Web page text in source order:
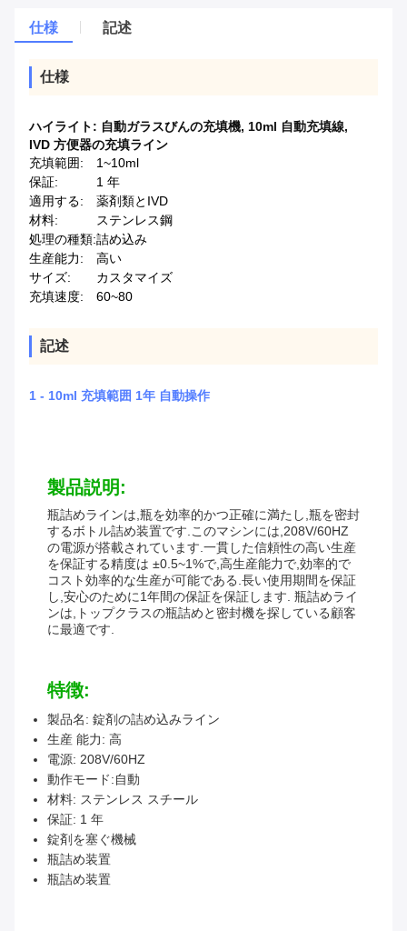
仕様 記述
仕様
ハイライト: 自動ガラスびんの充填機, 10ml 自動充填線,
IVD 方便器の充填ライン
充填範囲:
1~10ml
保証:
1 年
適用する:
薬剤類とIVD
材料:
ステンレス鋼
処理の種類:詰め込み
生産能力:
高い
サイズ:
カスタマイズ
充填速度:
60~80
記述
1 - 10ml 充填範囲 1年 自動操作
製品説明:
瓶詰めラインは,瓶を効率的かつ正確に満たし,瓶を密封
するボトル詰め装置です.このマシンには,208V/60HZ
の電源が搭載されています.一貫した信頼性の高い生産
を保証する精度は ±0.5~1%で,高生産能力で,効率的で
コスト効率的な生産が可能である.長い使用期間を保証
し,安心のために1年間の保証を保証します. 瓶詰めライ
ンは,トップクラスの瓶詰めと密封機を探している顧客
に最適です.
特徴:
製品名: 錠剤の詰め込みライン
生産 能力: 高
電源: 208V/60HZ
動作モード:自動
材料: ステンレス スチール
保証: 1 年
錠剤を塞ぐ機械
瓶詰め装置
瓶詰め装置